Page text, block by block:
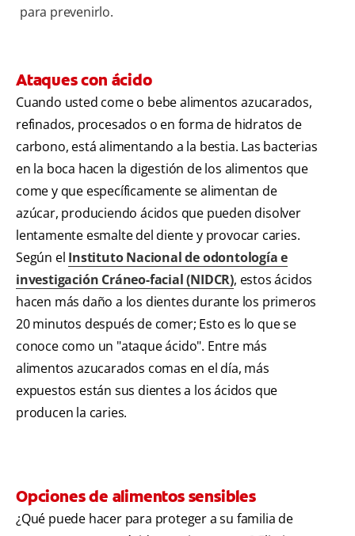
para prevenirlo.
Ataques con ácido
Cuando usted come o bebe alimentos azucarados,
refinados, procesados o en forma de hidratos de
carbono, está alimentando a la bestia. Las bacterias
en la boca hacen la digestión de los alimentos que
come y que específicamente se alimentan de
azúcar, produciendo ácidos que pueden disolver
lentamente esmalte del diente y provocar caries.
Según el Instituto Nacional de odontología e
investigación Cráneo-facial (NIDCR), estos ácidos
hacen más daño a los dientes durante los primeros
20 minutos después de comer; Esto es lo que se
conoce como un "ataque ácido". Entre más
alimentos azucarados comas en el día, más
expuestos están sus dientes a los ácidos que
producen la caries.
Opciones de alimentos sensibles
¿Qué puede hacer para proteger a su familia de